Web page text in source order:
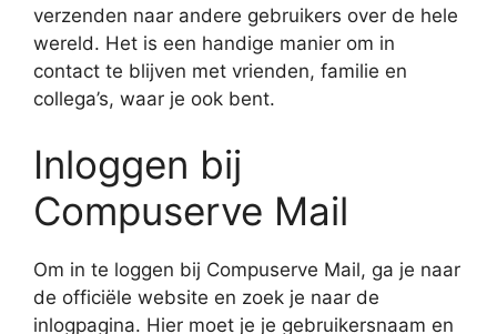
verzenden naar andere gebruikers over de hele
wereld. Het is een handige manier om in
contact te blijven met vrienden, familie en
collega’s, waar je ook bent.
Inloggen bij
Compuserve Mail
Om in te loggen bij Compuserve Mail, ga je naar
de officiële website en zoek je naar de
inlogpagina. Hier moet je je gebruikersnaam en